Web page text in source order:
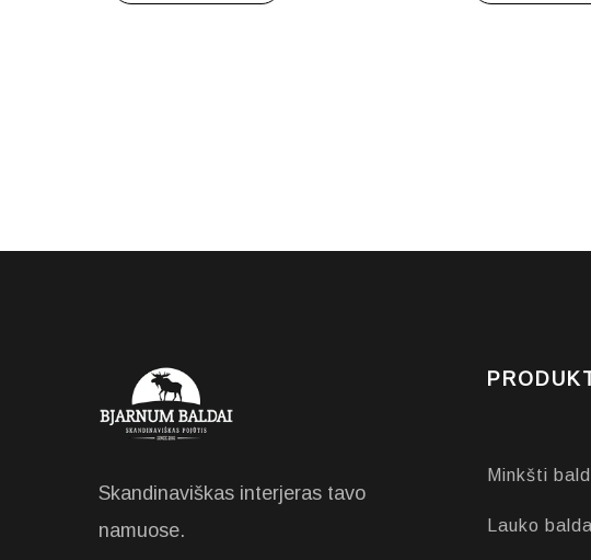
Skandinaviškas interjeras tavo
namuose.
Minkšti
Lauko